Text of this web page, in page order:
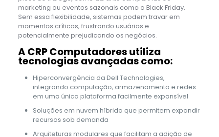
marketing ou eventos sazonais como a Black Friday.
Sem essa flexibilidade, sistemas podem travar em
momentos críticos, frustrando usuários e
potencialmente prejudicando os negócios.
A CRP Computadores utiliza
tecnologias avançadas como:
Hiperconvergência da Dell Technologies,
integrando computação, armazenamento e redes
em uma única plataforma facilmente expansível
Soluções em nuvem híbrida que permitem expandir
recursos sob demanda
Arquiteturas modulares que facilitam a adição de